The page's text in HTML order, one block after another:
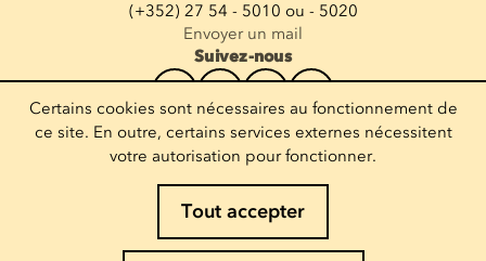
(+352) 27 54 - 5010 ou - 5020
Envoyer un mail
Suivez-nous
Recevoir la newsletter
Entrez votre mail
Certains cookies sont nécessaires au fonctionnement de
ce site. En outre, certains services externes nécessitent
votre autorisation pour fonctionner.
Tout accepter